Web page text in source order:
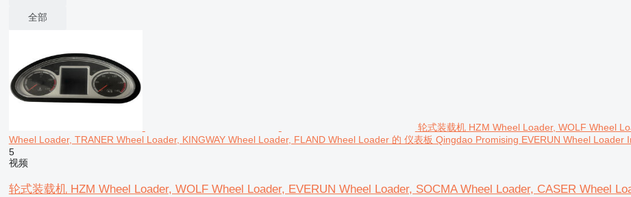
全部
轮式装载机 HZM Wheel Loader, WOLF Wheel
Wheel Loader, TRANER Wheel Loader, KINGWAY Wheel Loader, FLAND Wheel Loader 的 仪表板 Qingdao Promising EVERUN Wheel Loader
5
视频
轮式装载机 HZM Wheel Loader, WOLF Wheel Loader, EVERUN Wheel Loader, SOCMA Wheel Loader, CASER Wheel